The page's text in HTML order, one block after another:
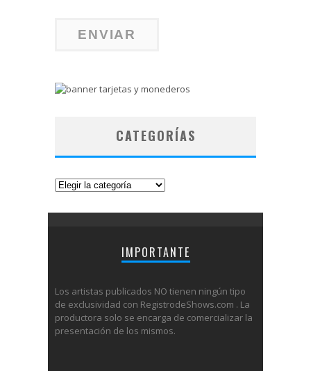
CATEGORÍAS
Categorías
IMPORTANTE
Los artistas publicados NO tienen ningún tipo
de exclusividad con RegistrodeShows.com . La
productora solo se encarga de comercializar la
presentación de los mismos.